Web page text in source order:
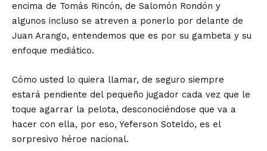
encima de Tomás Rincón, de Salomón Rondón y
algunos incluso se atreven a ponerlo por delante de
Juan Arango, entendemos que es por su gambeta y su
enfoque mediático.
Cómo usted lo quiera llamar, de seguro siempre
estará pendiente del pequeño jugador cada vez que le
toque agarrar la pelota, desconociéndose que va a
hacer con ella, por eso, Yeferson Soteldo, es el
sorpresivo héroe nacional.